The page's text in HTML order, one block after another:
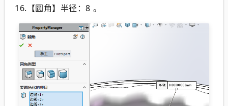
16.【圆角】半径：8 。